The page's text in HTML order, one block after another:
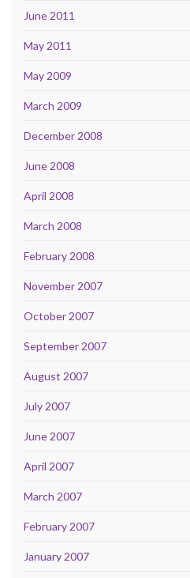
June 2011
May 2011
May 2009
March 2009
December 2008
June 2008
April 2008
March 2008
February 2008
November 2007
October 2007
September 2007
August 2007
July 2007
June 2007
April 2007
March 2007
February 2007
January 2007